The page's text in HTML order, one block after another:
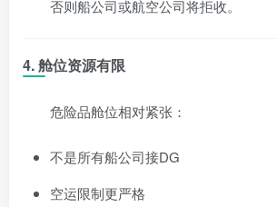
否则船公司或航空公司将拒收。
4. 舱位资源有限
危险品舱位相对紧张：
不是所有船公司接DG
空运限制更严格